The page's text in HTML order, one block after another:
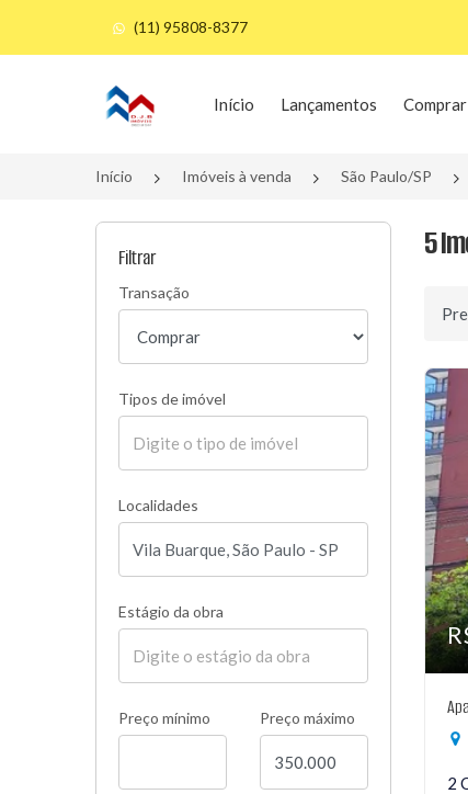
(11) 95808-8377
Página inicial
Início Lançamentos Comprar
Início Imóveis à venda São Paulo/SP
Filtrar
Transação
Tipos de imóvel
Localidades
Estágio da obra
Preço mínimo Preço máximo
5
2